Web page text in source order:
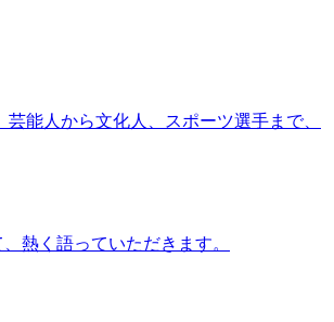
能人から文化人、スポーツ選手まで、
熱く語っていただきます。